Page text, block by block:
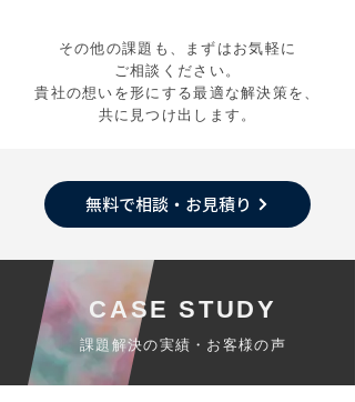
その他の課題も、まずはお気軽に
ご相談ください。
貴社の想いを形にする最適な解決策を、
共に見つけ出します。
無料で相談・お見積り
CASE STUDY
​課題解決の実績・お客様の声